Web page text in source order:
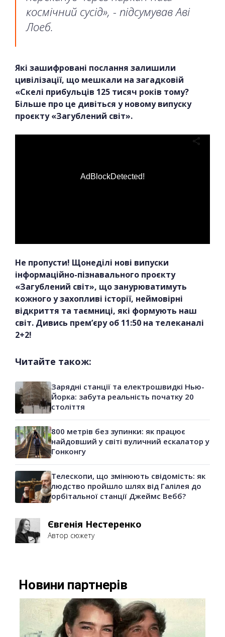
космічний сусід», - підсумував Аві
Лоеб.
Які зашифровані послання залишили
цивілізації, що мешкали на загадковій
«Скелі прибульців 125 тисяч років тому?
Більше про це дивіться у новому випуску
проєкту «Загублений світ».
AdBlockDetected!
Не пропусти! Щонеділі нові випуски
інформаційно-пізнавального проєкту
«Загублений світ», що занурюватимуть
кожного у захопливі історії, неймовірні
відкриття та таємниці, які формують наш
світ. Дивись прем’єру об 11:50 на телеканалі
2+2!
Читайте також:
Зарядні станції та електрошвидкі Нью-
Йорка: забута реальність початку 20
століття
800 метрів без зупинки: як працює
найдовший у світі вуличний ескалатор у
Гонконгу
Телескопи, що змінюють свідомість: як
людство пройшло шлях від Галілея до
орбітальної станції Джеймс Вебб?
Євгенія Нестеренко
Автор сюжету